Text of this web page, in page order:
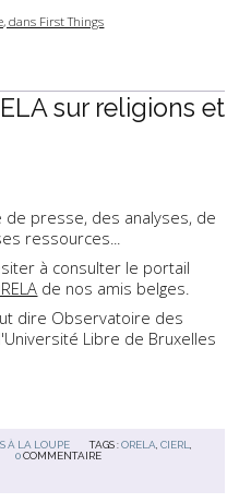
dans First Things
sur religions et
de presse, des analyses, de
ressources...
à consulter le portail
de nos amis belges.
dire Observatoire des
Libre de Bruxelles
À LA LOUPE TAGS :ORELA ,CIERL
0 COMMENTAIRE